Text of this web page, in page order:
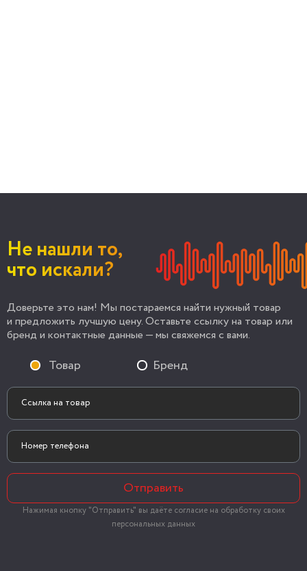
Не нашли то,
что искали?
Доверьте это нам! Мы постараемся найти нужный товар
и предложить лучшую цену. Оставьте ссылку на товар или
бренд и контактные данные — мы свяжемся с вами.
Товар Бренд
Отправить
Нажимая кнопку "Отправить" вы даёте согласие на обработку своих
персональных данных